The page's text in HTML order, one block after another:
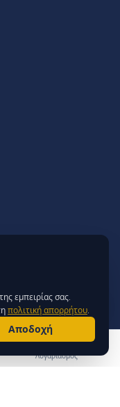
Λογαριασμός
ΕΓΓΡΑΦΗ
εμπειρίας σας.
πολιτική απορρήτου.
Αποδοχή